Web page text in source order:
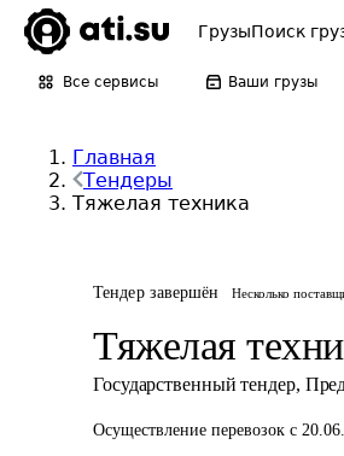
ГрузыПоиск
Все сервисы Ваши грузы
Главная
Тендеры
Тяжелая техника
Тендер завершён Несколько
Тяжелая
Государственный тендер,
Осуществление перевозок с